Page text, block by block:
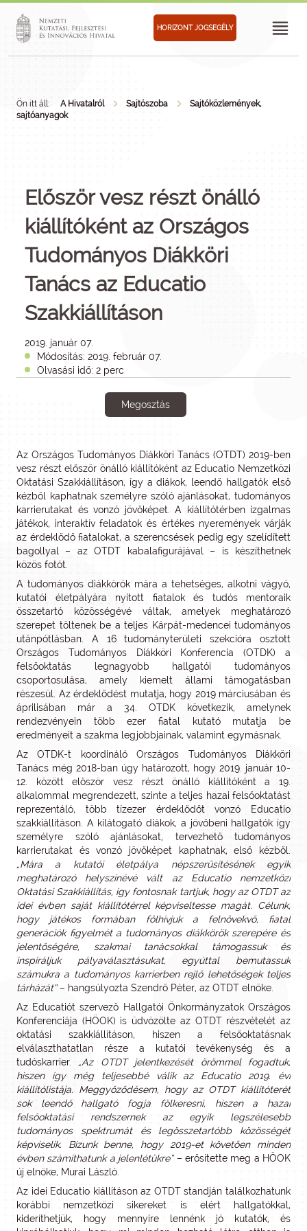
HORIZONT JOGSEGÉLY
Ön itt áll: A Hivatalról Sajtószoba
Sajtóközlemények,
sajtóanyagok
Először vesz részt önálló
kiállítóként az Országos
Tudományos Diákköri
Tanács az Educatio
Szakkiállításon
2019. január 07.
Módosítás: 2019. február 07.
Olvasási idő: 2 perc
Megosztás
Az Országos Tudományos Diákköri Tanács (OTDT) 2019-ben
vesz részt először önálló kiállítóként az Educatio Nemzetközi
Oktatási Szakkiállításon, így a diákok, leendő hallgatók első
kézből kaphatnak személyre szóló ajánlásokat, tudományos
karrierutakat és vonzó jövőképet. A kiállítótérben izgalmas
játékok, interaktív feladatok és értékes nyeremények várják
az érdeklődő fiatalokat, a szerencsések pedig egy szelídített
bagollyal – az OTDT kabalafigurájával – is készíthetnek
közös fotót.
A tudományos diákkörök mára a tehetséges, alkotni vágyó,
kutatói életpályára nyitott fiatalok és tudós mentoraik
összetartó közösségévé váltak, amelyek meghatározó
szerepet töltenek be a teljes Kárpát-medencei tudományos
utánpótlásban. A 16 tudományterületi szekcióra osztott
Országos Tudományos Diákköri Konferencia (OTDK) a
felsőoktatás legnagyobb hallgatói tudományos
csoportosulása, amely kiemelt állami támogatásban
részesül. Az érdeklődést mutatja, hogy 2019 márciusában és
áprilisában már a 34. OTDK következik, amelynek
rendezvényein több ezer fiatal kutató mutatja be
eredményeit a szakma legjobbjainak, valamint egymásnak.
Az OTDK-t koordináló Országos Tudományos Diákköri
Tanács még 2018-ban úgy határozott, hogy 2019. január 10-
12. között először vesz részt önálló kiállítóként a 19.
alkalommal megrendezett, szinte a teljes hazai felsőoktatást
reprezentáló, több tízezer érdeklődőt vonzó Educatio
szakkiállításon. A kilátogató diákok, a jövőbeni hallgatók így
személyre szóló ajánlásokat, tervezhető tudományos
karrierutakat és vonzó jövőképet kaphatnak, első kézből.
„Mára a kutatói életpálya népszerűsítésének egyik
meghatározó helyszínévé vált az Educatio nemzetközi
Oktatási Szakkiállítás, így fontosnak tartjuk, hogy az OTDT az
idei évben saját kiállítótérrel képviseltesse magát. Célunk,
hogy játékos formában fölhívjuk a felnövekvő, fiatal
generációk figyelmét a tudományos diákkörök szerepére és
jelentőségére, szakmai tanácsokkal támogassuk és
inspiráljuk pályaválasztásukat, egyúttal bemutassuk
számukra a tudományos karrierben rejlő lehetőségek teljes
tárházát”– hangsúlyozta Szendrő Péter, az OTDT elnöke.
Az Educatiót szervező Hallgatói Önkormányzatok Országos
Konferenciája (HÖOK) is üdvözölte az OTDT részvételét az
oktatási szakkiállításon, hiszen a felsőoktatásnak
elválaszthatatlan része a kutatói tevékenység és a
tudóskarrier. „Az OTDT jelentkezését örömmel fogadtuk,
hiszen így még teljesebbé válik az Educatio 2019. évi
kiállítólistája. Meggyőződésem, hogy az OTDT kiállítóterét
sok leendő hallgató fogja fölkeresni, hiszen a hazai
felsőoktatási rendszernek az egyik legszélesebb
tudományos spektrumát és legösszetartóbb közösségét
képviselik. Bízunk benne, hogy 2019-et követően minden
évben számíthatunk a jelenlétükre”– erősítette meg a HÖOK
új elnöke, Murai László.
Az idei Educatio kiállításon az OTDT standján találkozhatunk
korábbi nemzetközi sikereket is elért hallgatókkal,
kideríthetjük, hogy mennyire lennénk jó kutatók, és